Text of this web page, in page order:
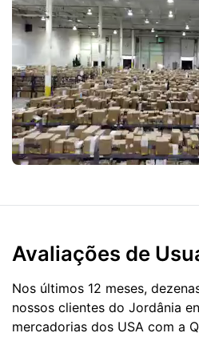
Avaliações de
Nos últimos 12 meses,
nossos clientes do Jordânia
mercadorias dos USA com a